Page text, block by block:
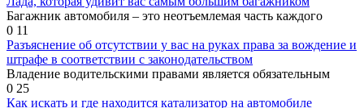
Багажник автомобиля – это неотъемлемая часть каждого
0 11
Разъяснение об отсутствии у вас на руках права за вождение и
штрафе в соответствии с законодательством
Владение водительскими правами является обязательным
0 25
Как искать и где находится катализатор на автомобиле